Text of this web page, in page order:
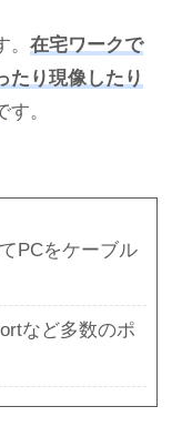
。在宅ワークで
たり現像したり
す。
PCをケーブル
など多数のポ